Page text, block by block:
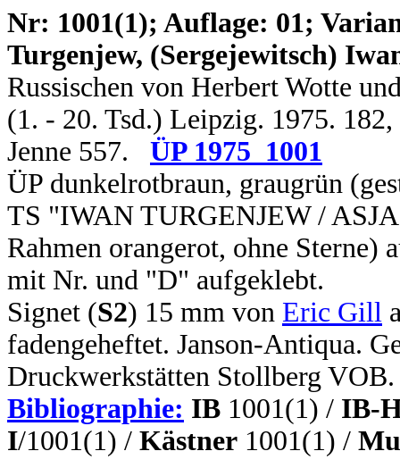
Nr: 1001(1); Auflage: 01;
Turgenjew, (Sergejewitsch)
Russischen von Herbert Wotte
(1. - 20. Tsd.) Leipzig. 1975.
Jenne 557.
ÜP 1975_1001
ÜP dunkelrotbraun, graugrün
TS "IWAN TURGENJEW /
Rahmen orangerot, ohne
mit Nr. und "D" aufgeklebt.
Signet (S2) 15 mm von Eric Gill
fadengeheftet. Janson-Antiqua.
Druckwerkstätten Stollberg VOB.
Bibliographie: IB 1001(1) / IB-
I/1001(1) / Kästner 1001(1) /